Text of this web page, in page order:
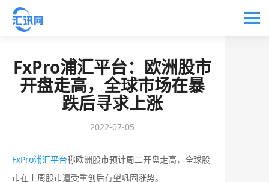
FxPro浦汇平台：欧洲股市
开盘走高，全球市场在暴
跌后寻求上涨
2022-07-05
FxPro浦汇平台称欧洲股市预计周二开盘走高，全球股
市在上周股市遭受重创后有望巩固涨势。